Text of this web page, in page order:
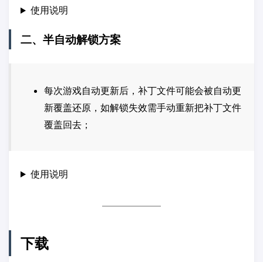
使用说明
二、半自动解锁方案
每次游戏自动更新后，补丁文件可能会被自动更
新覆盖还原，如解锁失效需手动重新把补丁文件
覆盖回去；
使用说明
下载